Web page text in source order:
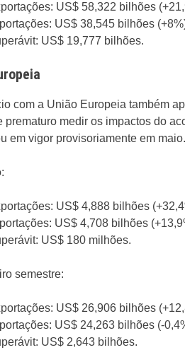
US$ 58,322 bilhões
US$ 38,545 bilhões
US$ 19,777 bilhões.
com a União Europeia também
prematuro medir os impactos do
em vigor provisoriamente em maio.
US$ 4,888 bilhões
US$ 4,708 bilhões
US$ 180 milhões.
semestre:
US$ 26,906 bilhões
US$ 24,263 bilhões (-
US$ 2,643 bilhões.